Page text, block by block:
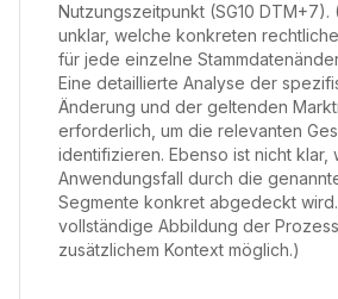
Nutzungszeitpunkt (SG10 DTM+7).
unklar, welche konkreten
für jede einzelne
Eine detaillierte Analyse der
Änderung und der geltenden
erforderlich, um die relevanten
identifizieren. Ebenso ist nicht klar,
Anwendungsfall durch die
Segmente konkret abgedeckt wird.
vollständige Abbildung der
zusätzlichem Kontext möglich.)